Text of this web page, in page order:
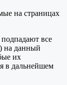
на страницах
все
на данный
их
в дальнейшем